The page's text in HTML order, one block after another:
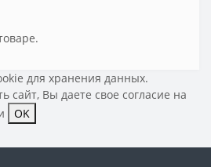
для хранения данных.
сайт, Вы даете свое согласие на
OK